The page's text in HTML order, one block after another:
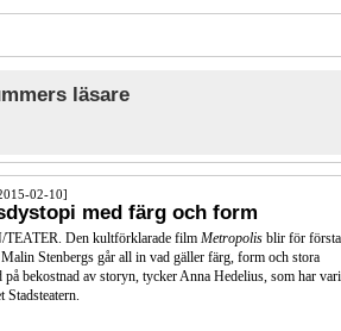
läsare
02-10]
med färg och form
TEATER. Den kultförklarade film Metropolis blir för första
Malin Stenbergs går all in vad gäller färg, form och stora
bekostnad av storyn, tycker Anna Hedelius, som har
Stadsteatern.